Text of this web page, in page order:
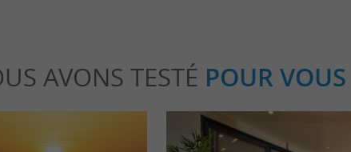
AVONS TESTÉ POUR VOUS